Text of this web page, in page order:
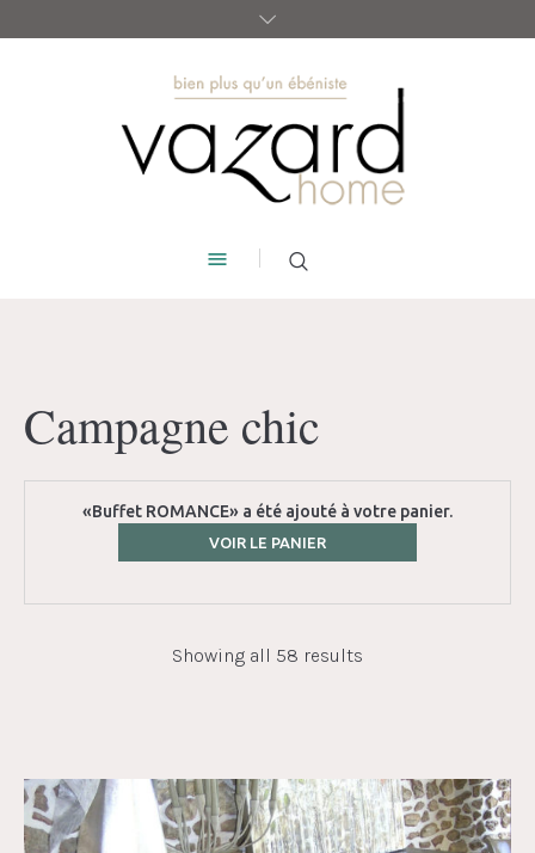
Campagne chic
«Buffet ROMANCE» a été ajouté à votre panier.
VOIR LE PANIER
Showing all 58 results